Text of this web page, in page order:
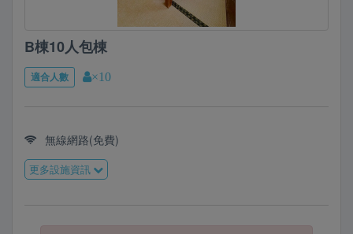
B棟10人包棟
適合人數 ×10
無線網路(免費)
更多設施資訊